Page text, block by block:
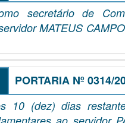
secretário de
MATEUS
PORTARIA Nº 0314/
10 (dez) dias